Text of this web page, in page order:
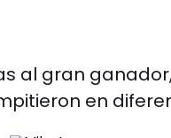
al gran
en